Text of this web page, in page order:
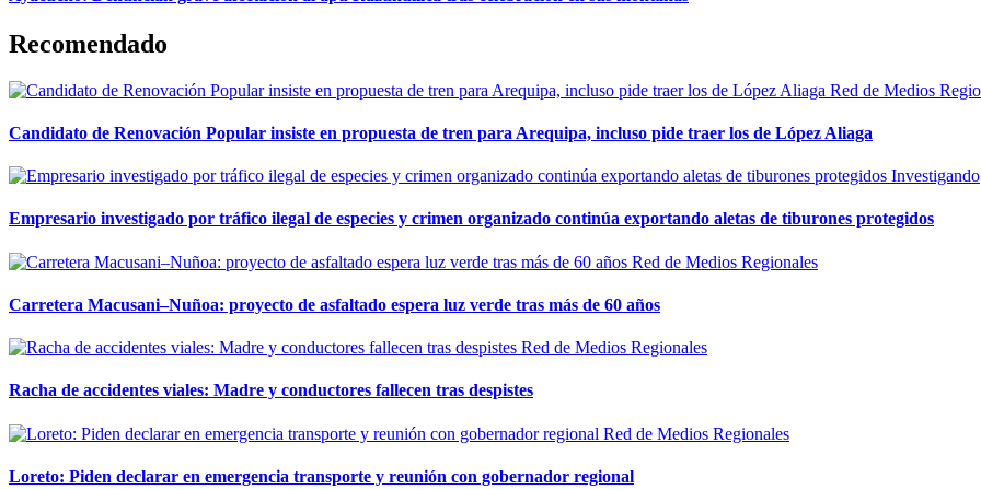
Recomendado
Red de Medios
Candidato de Renovación Popular insiste en propuesta de tren para Arequipa, incluso pide traer los de López Aliaga
Investigando
Empresario investigado por tráfico ilegal de especies y crimen organizado continúa exportando aletas de tiburones protegidos
Red de Medios Regionales
Carretera Macusani–Nuñoa: proyecto de asfaltado espera luz verde tras más de 60 años
Red de Medios Regionales
Racha de accidentes viales: Madre y conductores fallecen tras despistes
Red de Medios Regionales
Loreto: Piden declarar en emergencia transporte y reunión con gobernador regional